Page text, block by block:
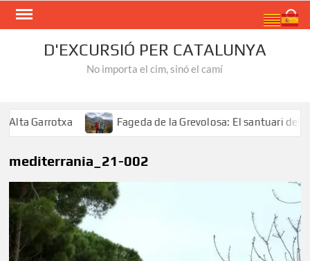
Skip
D'EXCURSIÓ PER CATALUNYA
No importa el cim, sinó el camí
Fageda de la Grevolosa: El santuari dels
mediterrania_21-002